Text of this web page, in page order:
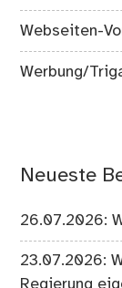
Webseiten-
Werbung/
Neueste
26.07.2026:
23.07.2026: